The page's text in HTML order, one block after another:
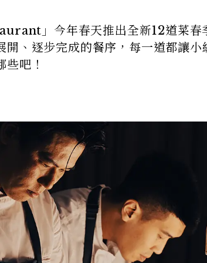
」今年春天推出全新12道菜春
、逐步完成的餐序，每一道都讓小
吧！